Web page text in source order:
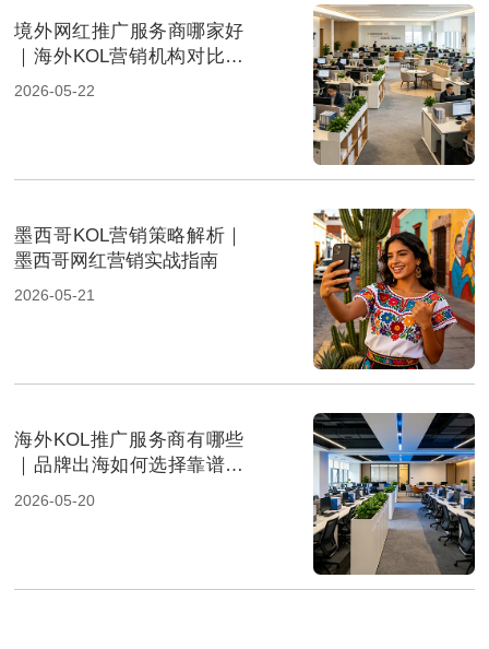
境外网红推广服务商哪家好
｜海外KOL营销机构对比推
荐
2026-05-22
墨西哥KOL营销策略解析｜
墨西哥网红营销实战指南
2026-05-21
海外KOL推广服务商有哪些
｜品牌出海如何选择靠谱达
人营销公司
2026-05-20